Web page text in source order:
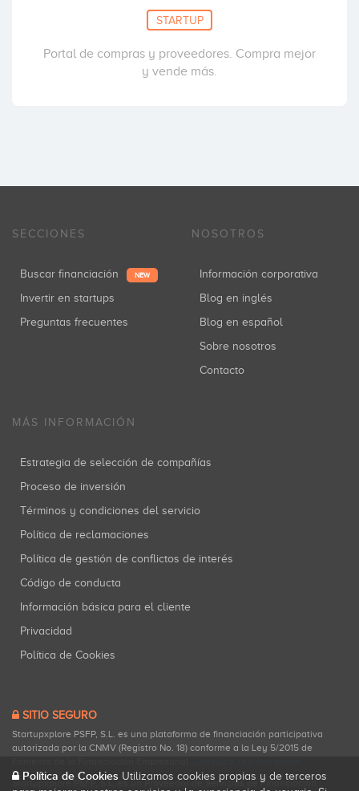
STARTUP
Portal de compras y proveedores. Compra mejor
y vende más.
SECCIONES
Buscar financiación NEW
Invertir en startups
Preguntas frecuentes
NOSOTROS
Información corporativa
Blog en inglés
Blog en español
Sobre nosotros
Contacto
MÁS INFORMACIÓN
Estrategia de selección de compañías
Proceso de inversión
Términos y condiciones del servicio
Política de reclamaciones
Política de gestión de conflictos de interés
Código de conducta
Información básica para el cliente
Privacidad
Política de Cookies
SITIO SEGURO
Startupxplore PSFP, S.L. es una plataforma de financiación participativa
autorizada por la CNMV (Registro No. 18) conforme a la Ley 5/2015 de
Startupxplore PSFP, S.L. es un Proveedor de Servicios de Financiación
Política de Cookies Utilizamos cookies propias y de terceros